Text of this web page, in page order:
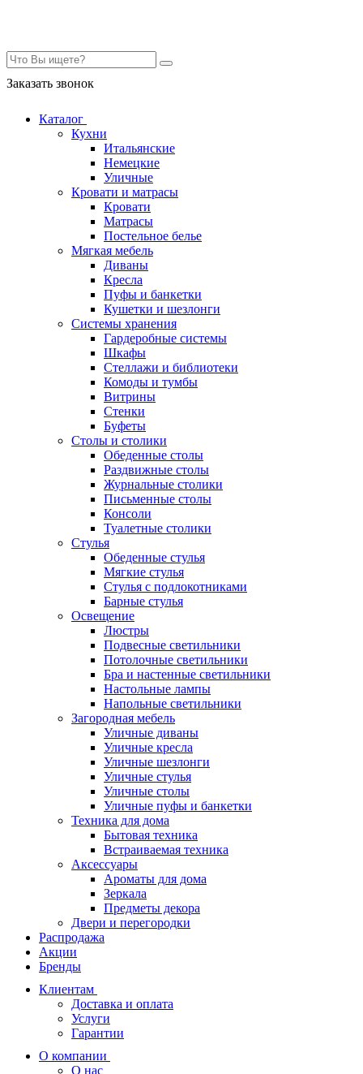
Заказать звонок
Каталог
Кухни
Итальянские
Немецкие
Уличные
Кровати и матрасы
Кровати
Матрасы
Постельное белье
Мягкая мебель
Диваны
Кресла
Пуфы и банкетки
Кушетки и шезлонги
Системы хранения
Гардеробные системы
Шкафы
Стеллажи и библиотеки
Комоды и тумбы
Витрины
Стенки
Буфеты
Столы и столики
Обеденные столы
Раздвижные столы
Журнальные столики
Письменные столы
Консоли
Туалетные столики
Стулья
Обеденные стулья
Мягкие стулья
Стулья с подлокотниками
Барные стулья
Освещение
Люстры
Подвесные светильники
Потолочные светильники
Бра и настенные светильники
Настольные лампы
Напольные светильники
Загородная мебель
Уличные диваны
Уличные кресла
Уличные шезлонги
Уличные стулья
Уличные столы
Уличные пуфы и банкетки
Техника для дома
Бытовая техника
Встраиваемая техника
Аксессуары
Ароматы для дома
Зеркала
Предметы декора
Двери и перегородки
Распродажа
Акции
Бренды
Клиентам
Доставка и оплата
Услуги
Гарантии
О компании
О нас